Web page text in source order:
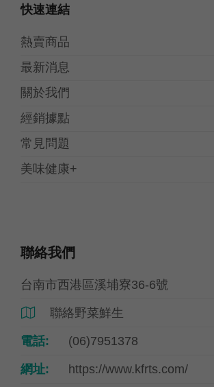
快速連結
熱賣商品
最新消息
關於我們
經銷據點
常見問題
美味健康+
聯絡我們
台南市西港區溪埔寮36-6號
 聯絡野菜鮮生
電話: (06)7951378
網址: https://www.kfrts.com/